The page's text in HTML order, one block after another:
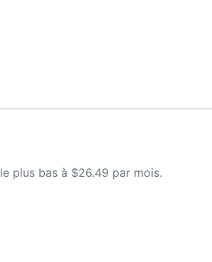
plus bas à $26.49 par mois.